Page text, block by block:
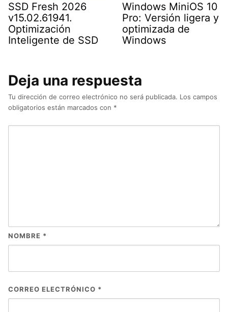
SSD Fresh 2026
v15.02.61941.
Optimización
Inteligente de SSD
Windows MiniOS 10
Pro: Versión ligera y
optimizada de
Windows
Deja una respuesta
Tu dirección de correo electrónico no será publicada. Los campos
obligatorios están marcados con *
NOMBRE *
CORREO ELECTRÓNICO *